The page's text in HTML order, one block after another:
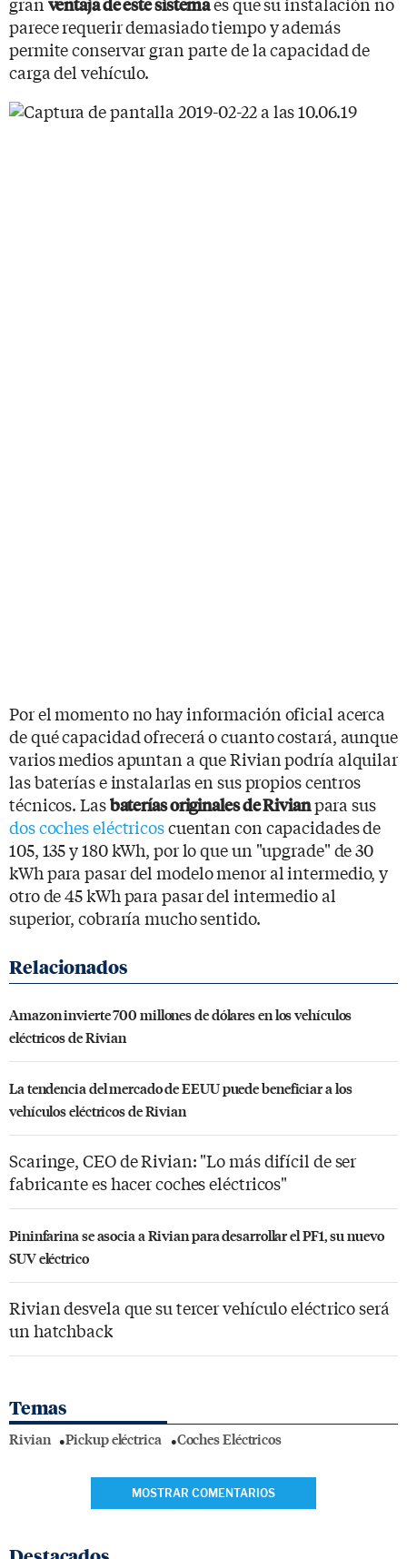
parece requerir demasiado tiempo y además
permite conservar gran parte de la capacidad de
carga del vehículo.
Por el momento no hay información oficial acerca
de qué capacidad ofrecerá o cuanto costará, aunque
varios medios apuntan a que Rivian podría alquilar
las baterías e instalarlas en sus propios centros
técnicos. Lasbaterías originales de Rivianpara sus
dos coches eléctricoscuentan con capacidades de
105, 135 y 180 kWh, por lo que un "upgrade" de 30
kWh para pasar del modelo menor al intermedio, y
otro de 45 kWh para pasar del intermedio al
superior, cobraría mucho sentido.
Amazon invierte 700 millones de dólares en los vehículos
eléctricos de Rivian
La tendencia del mercado de EEUU puede beneficiar a los
vehículos eléctricos de Rivian
Scaringe, CEO de Rivian: "Lo más difícil de ser
fabricante es hacer coches eléctricos"
Pininfarina se asocia a Rivian para desarrollar el PF1, su nuevo
SUV eléctrico
Rivian desvela que su tercer vehículo eléctrico será
un hatchback
Temas
Rivian Pickup eléctrica Coches Eléctricos
MOSTRAR COMENTARIOS